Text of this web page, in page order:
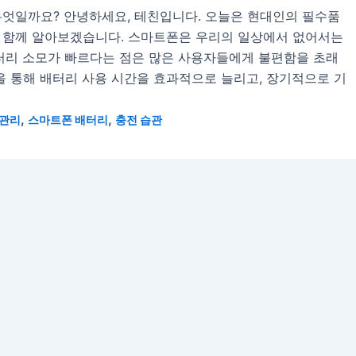
일까요? 안녕하세요, 테친입니다. 오늘은 현대인의 필수품
께 알아보겠습니다. 스마트폰은 우리의 일상에서 없어서는
소모가 빠르다는 점은 많은 사용자들에게 불편함을 초래
통해 배터리 사용 시간을 효과적으로 늘리고, 장기적으로 기
리, 스마트폰 배터리, 충전 습관